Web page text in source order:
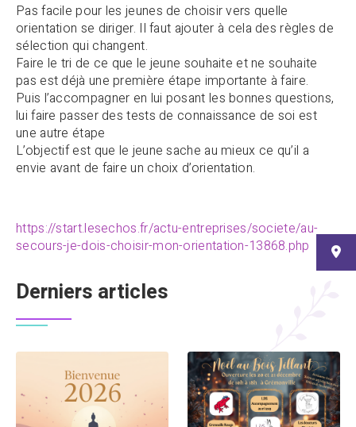
Pas facile pour les jeunes de choisir vers quelle
orientation se diriger. Il faut ajouter à cela des règles de
sélection qui changent.
Faire le tri de ce que le jeune souhaite et ne souhaite
pas est déjà une première étape importante à faire.
Puis l’accompagner en lui posant les bonnes questions,
lui faire passer des tests de connaissance de soi est
une autre étape
L’objectif est que le jeune sache au mieux ce qu’il a
envie avant de faire un choix d’orientation.
https://start.lesechos.fr/actu-entreprises/societe/au-
secours-je-dois-choisir-mon-orientation-13868.php
Derniers articles